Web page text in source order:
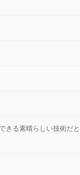
きる素晴らしい技術だと